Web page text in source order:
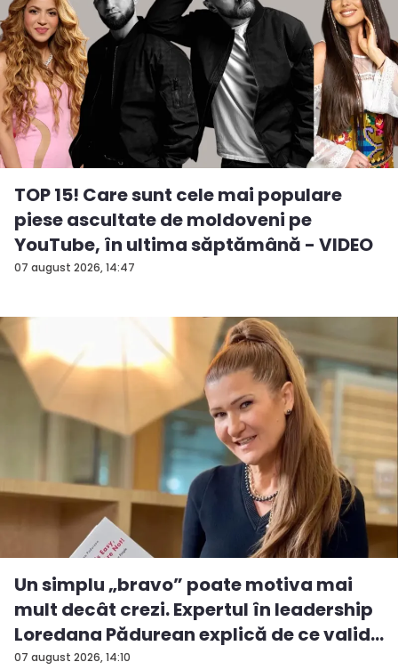
07 august 2026, 14:47
TOP 15! Care sunt cele mai populare
piese ascultate de moldoveni pe
YouTube, în ultima săptămână - VIDEO
07 august 2026, 14:10
Un simplu „bravo” poate motiva mai
mult decât crezi. Expertul în leadership
Loredana Pădurean explică de ce valid...